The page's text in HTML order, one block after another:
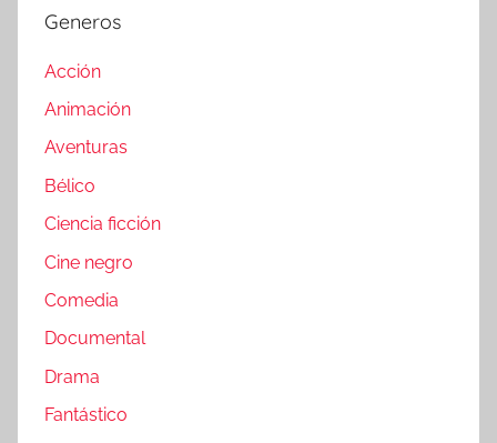
Generos
Acción
Animación
Aventuras
Bélico
Ciencia ficción
Cine negro
Comedia
Documental
Drama
Fantástico